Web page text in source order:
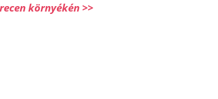
környékén >>